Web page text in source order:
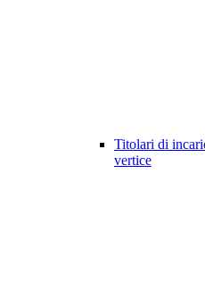
Titolari di
vertice